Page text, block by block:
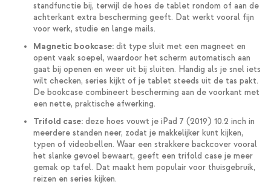
standfunctie bij, terwijl de hoes de tablet rondom of aan de
achterkant extra bescherming geeft. Dat werkt vooral fijn
voor werk, studie en lange mails.
Magnetic bookcase: dit type sluit met een magneet en
opent vaak soepel, waardoor het scherm automatisch aan
gaat bij openen en weer uit bij sluiten. Handig als je snel iets
wilt checken, series kijkt of je tablet steeds uit de tas pakt.
De bookcase combineert bescherming aan de voorkant met
een nette, praktische afwerking.
Trifold case: deze hoes vouwt je iPad 7 (2019) 10.2 inch in
meerdere standen neer, zodat je makkelijker kunt kijken,
typen of videobellen. Waar een strakkere backcover vooral
het slanke gevoel bewaart, geeft een trifold case je meer
gemak op tafel. Dat maakt hem populair voor thuisgebruik,
reizen en series kijken.